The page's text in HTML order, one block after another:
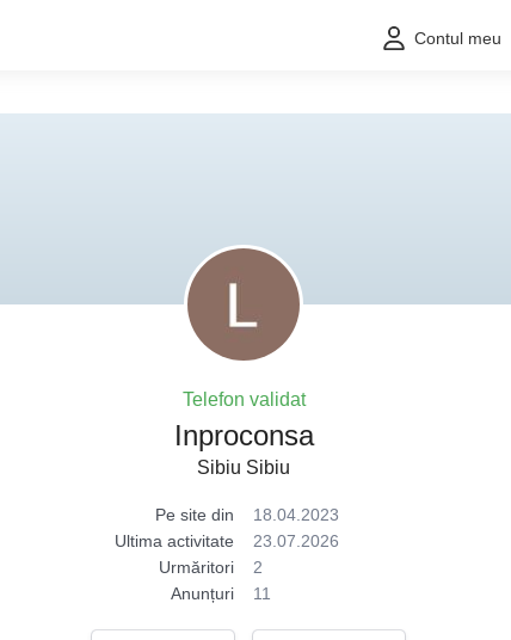
Contul meu
Telefon validat
Inproconsa
Sibiu Sibiu
Pe site din
18.04.2023
Ultima activitate
23.07.2026
Urmăritori
2
Anunțuri
11